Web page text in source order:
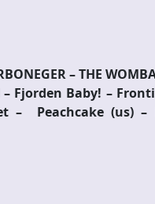
– THE
Fjorden Baby! –
– Peachcake (us)